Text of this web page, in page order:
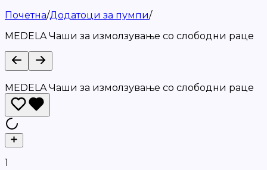
Почетна/Додатоци за пумпи/
MEDELA Чаши за измолзување со слободни раце
MEDELA Чаши за измолзување со слободни раце
1